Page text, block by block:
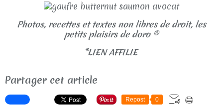
Photos, recettes et textes non libres de droit, les
petits plaisirs de doro ©
*LIEN AFFILIE
Partager cet article
Repost 0